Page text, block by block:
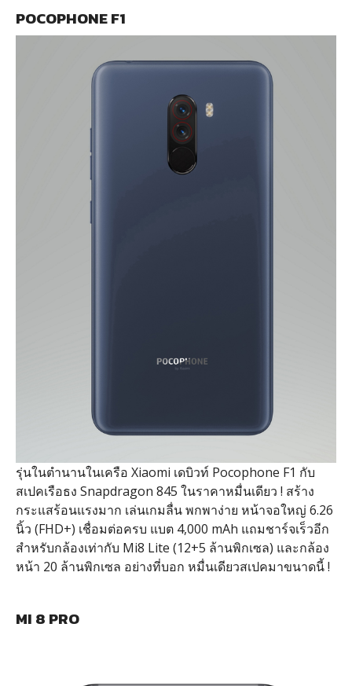
POCOPHONE F1
รุ่นในตำนานในเครือ Xiaomi เดบิวท์ Pocophone F1 กับ
สเปคเรือธง Snapdragon 845 ในราคาหมื่นเดียว ! สร้าง
กระแสร้อนแรงมาก เล่นเกมลื่น พกพาง่าย หน้าจอใหญ่ 6.26
นิ้ว (FHD+) เชื่อมต่อครบ แบต 4,000 mAh แถมชาร์จเร็วอีก
สำหรับกล้องเท่ากับ Mi8 Lite (12+5 ล้านพิกเซล) และกล้อง
หน้า 20 ล้านพิกเซล อย่างที่บอก หมื่นเดียวสเปคมาขนาดนี้ !
MI 8 PRO